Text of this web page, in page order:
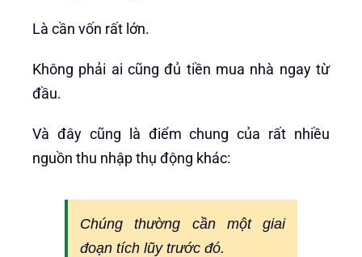
Là cần vốn rất lớn.
Không phải ai cũng đủ tiền mua nhà ngay từ
đầu.
Và đây cũng là điểm chung của rất nhiều
nguồn thu nhập thụ động khác:
Chúng thường cần một giai
đoạn tích lũy trước đó.